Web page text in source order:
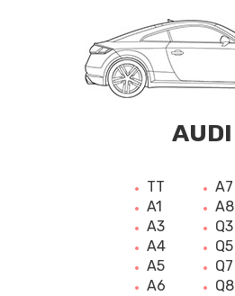
AUDI
TT
A1
A3
A4
A5
A6
A7
A8
Q3
Q5
Q7
Q8